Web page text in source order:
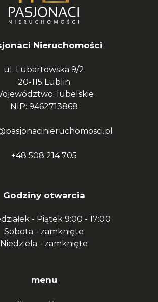
Nieruchomości
ul. Lubartowska 9/2
20-115 Lublin
lubelskie
NIP: 9462713868
+48 508 214 705
Godziny otwarcia
- Piątek9:00 - 17:00
Sobota - zamknięte
Niedziela - zamknięte
menu